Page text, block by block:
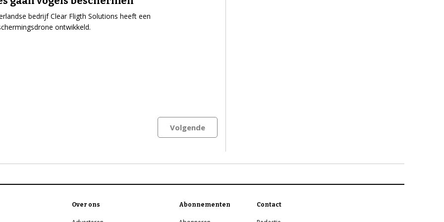
bedrijf Clear Fligth Solutions heeft een
ontwikkeld.
Volgende
Over ons Abonnementen Contact